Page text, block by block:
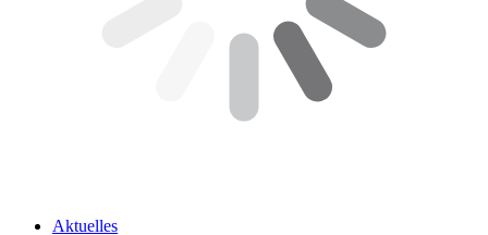
Aktuelles